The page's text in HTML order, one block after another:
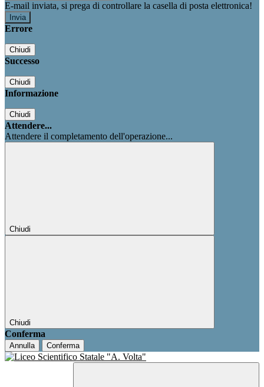
E-mail inviata, si prega di controllare la casella di posta elettronica!
Errore
Chiudi
Successo
Chiudi
Informazione
Chiudi
Attendere...
Attendere il completamento dell'operazione...
Chiudi
Chiudi
Conferma
Annulla Conferma